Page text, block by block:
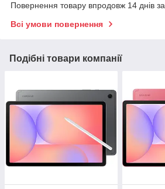
Повернення товару впродовж 14 днів
Всі умови повернення
Подібні товари компанії